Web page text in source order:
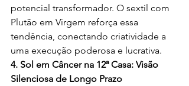
potencial transformador. O sextil com
Plutão em Virgem reforça essa
tendência, conectando criatividade a
uma execução poderosa e lucrativa.
4. Sol em Câncer na 12ª Casa: Visão
Silenciosa de Longo Prazo